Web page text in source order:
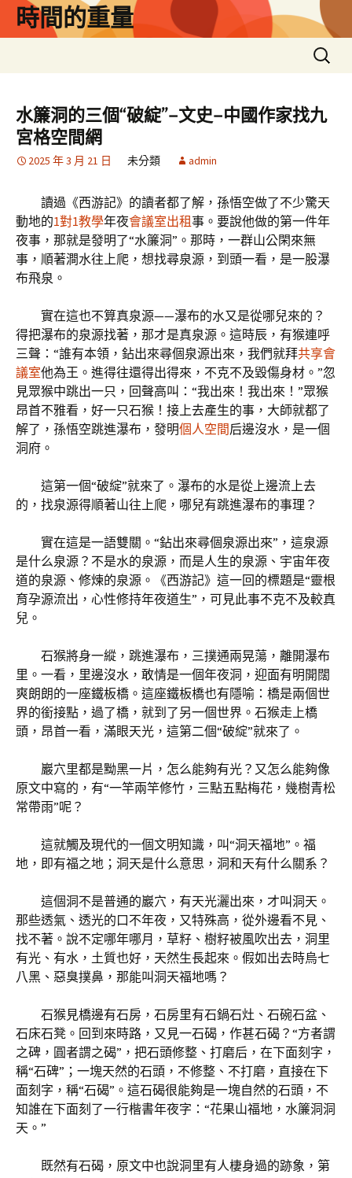
時間的重量
搜
尋
鍵
字:
水簾洞的三個“破綻”–文史–中國作家找九
宮格空間網
2025 年 3 月 21 日 未分類 admin
讀過《西游記》的讀者都了解，孫悟空做了不少驚天
動地的1對1教學年夜會議室出租事。要說他做的第一件年
夜事，那就是發明了“水簾洞”。那時，一群山公閑來無
事，順著澗水往上爬，想找尋泉源，到頭一看，是一股瀑
布飛泉。
實在這也不算真泉源——瀑布的水又是從哪兒來的？
得把瀑布的泉源找著，那才是真泉源。這時辰，有猴連呼
三聲：“誰有本領，鉆出來尋個泉源出來，我們就拜共享會
議室他為王。進得往還得出得來，不克不及毀傷身材。”忽
見眾猴中跳出一只，回聲高叫：“我出來！我出來！”眾猴
昂首不雅看，好一只石猴！接上去產生的事，大師就都了
解了，孫悟空跳進瀑布，發明個人空間后邊沒水，是一個
洞府。
這第一個“破綻”就來了。瀑布的水是從上邊流上去
的，找泉源得順著山往上爬，哪兒有跳進瀑布的事理？
實在這是一語雙關。“鉆出來尋個泉源出來”，這泉源
是什么泉源？不是水的泉源，而是人生的泉源、宇宙年夜
道的泉源、修煉的泉源。《西游記》這一回的標題是“靈根
育孕源流出，心性修持年夜道生”，可見此事不克不及較真
兒。
石猴將身一縱，跳進瀑布，三撲通兩晃蕩，離開瀑布
里。一看，里邊沒水，敢情是一個年夜洞，迎面有明開闊
爽朗朗的一座鐵板橋。這座鐵板橋也有隱喻：橋是兩個世
界的銜接點，過了橋，就到了另一個世界。石猴走上橋
頭，昂首一看，滿眼天光，這第二個“破綻”就來了。
巖穴里都是黝黑一片，怎么能夠有光？又怎么能夠像
原文中寫的，有“一竿兩竿修竹，三點五點梅花，幾樹青松
常帶雨”呢？
這就觸及現代的一個文明知識，叫“洞天福地”。福
地，即有福之地；洞天是什么意思，洞和天有什么關系？
這個洞不是普通的巖穴，有天光灑出來，才叫洞天。
那些透氣、透光的口不年夜，又特殊高，從外邊看不見、
找不著。說不定哪年哪月，草籽、樹籽被風吹出去，洞里
有光、有水，土質也好，天然生長起來。假如出去時烏七
八黑、惡臭撲鼻，那能叫洞天福地嗎？
石猴見橋邊有石房，石房里有石鍋石灶、石碗石盆、
石床石凳。回到來時路，又見一石碣，作甚石碣？“方者謂
之碑，圓者謂之碣”，把石頭修整、打磨后，在下面刻字，
稱“石碑”；一塊天然的石頭，不修整、不打磨，直接在下
面刻字，稱“石碣”。這石碣很能夠是一塊自然的石頭，不
知誰在下面刻了一行楷書年夜字：“花果山福地，水簾洞洞
天。”
既然有石碣，原文中也說洞里有人棲身過的跡象，第